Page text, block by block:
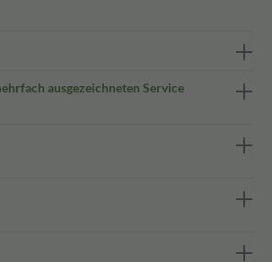
ausgezeichneten Service